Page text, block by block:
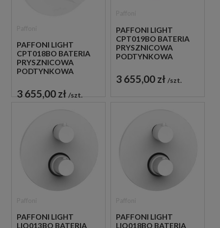
PAFFONI LIGHT
CPT018BO BATERIA
PRYSZNICOWA
PODTYNKOWA
DROŻNA
JEDNOUCHWYTOWA
3 655,00 zł szt.
PAFFONI LIGHT
CPT019BO BATERIA
PRYSZNICOWA
PODTYNKOWA
DROŻNA
JEDNOUCHWYTOWA
3 655,00 zł szt.
PAFFONI LIGHT
LIQ013BO BATERIA
PAFFONI LIGHT
LIQ018BO BATERIA